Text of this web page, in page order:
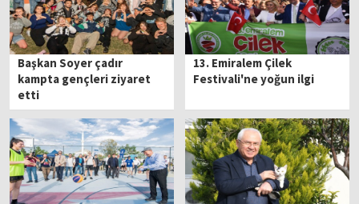
Başkan Soyer çadır
kampta gençleri ziyaret
etti
13. Emiralem Çilek
Festivali'ne yoğun ilgi